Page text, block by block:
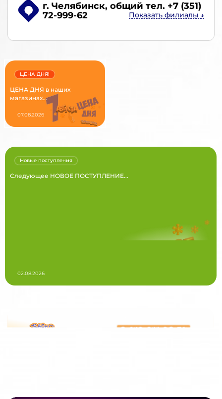
г. Челябинск, общий тел. +7 (351)
72-999-62
ЦЕНА ДНЯ в наших
магазинах...
ЦЕНА ДНЯ!
07.08.2026
Следующее НОВОЕ ПОСТУПЛЕНИЕ...
Новые поступления
02.08.2026